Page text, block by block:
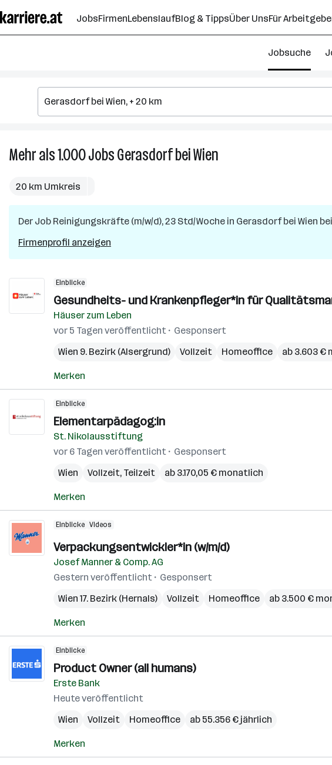
Seiteninhalt
springen
JobsFirmenLebenslaufBlog & TippsÜber UnsFür
Jobsuche
Mehr als 1.000JobsGerasdorf bei Wien
in
Gerasdorf
20 km Umkreis
Der Job Reinigungskräfte (m/w/d), 23 Std/Woche in Gerasdorf bei Wien
Firmenprofil anzeigen
Einblicke
Gesundheits- und Krankenpfleger*in für
Häuser zum Leben
vor 5 Tagen veröffentlicht
Gesponsert
Wien 9. Bezirk (Alsergrund)
Vollzeit Homeoffice ab 3.603 €
Merken
Einblicke
Elementarpädagog:in
St. Nikolausstiftung
vor 6 Tagen veröffentlicht
Gesponsert
Wien
Vollzeit, Teilzeit ab 3.170,05 € monatlich
Merken
Einblicke Videos
Verpackungsentwickler*in (w/m/d)
Josef Manner & Comp. AG
Gestern veröffentlicht
Gesponsert
Wien 17. Bezirk (Hernals)
Vollzeit Homeoffice ab 3.500 €
Merken
Einblicke
Product Owner (all humans)
Erste Bank
Heute veröffentlicht
Wien
Vollzeit Homeoffice ab 55.356 € jährlich
Merken